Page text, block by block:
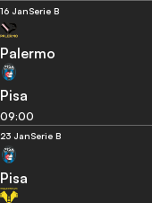
16 JanSerie B
Palermo
Pisa
09:00
23 JanSerie B
Pisa